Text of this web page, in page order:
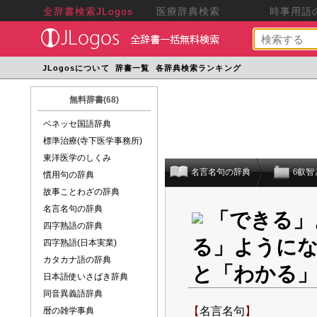
全辞書検索JLogos 医療辞典検索 時事用語
JLogosについて 辞書一覧 各辞典検索ランキング
無料辞書(68)
ベネッセ国語辞典
標準治療(寺下医学事務所)
東洋医学のしくみ
慣用句の辞典
故事ことわざの辞典
名言名句の辞典
四字熟語の辞典
四字熟語(日本実業)
カタカナ語の辞典
日本語使いさばき辞典
同音異義語辞典
暦の雑学事典
名言名句の辞典 6叡智
「できる」
る」ように
と「わかる
【名言名句 】